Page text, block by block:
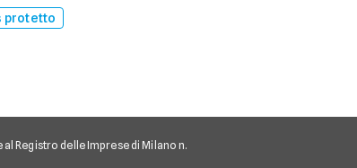
protetto
Registro delle Imprese di Milano n.